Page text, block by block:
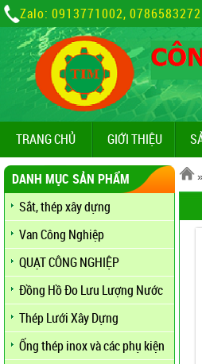
Zalo: 0913771002, 0786583272
TRANG CHỦ GIỚI THIỆU
DANH MỤC SẢN PHẨM
Sắt, thép xây dựng
Van Công Nghiệp
QUẠT CÔNG NGHIỆP
Đồng Hồ Đo Lưu Lượng Nước
Thép Lưới Xây Dựng
Ống thép inox và các phụ kiện